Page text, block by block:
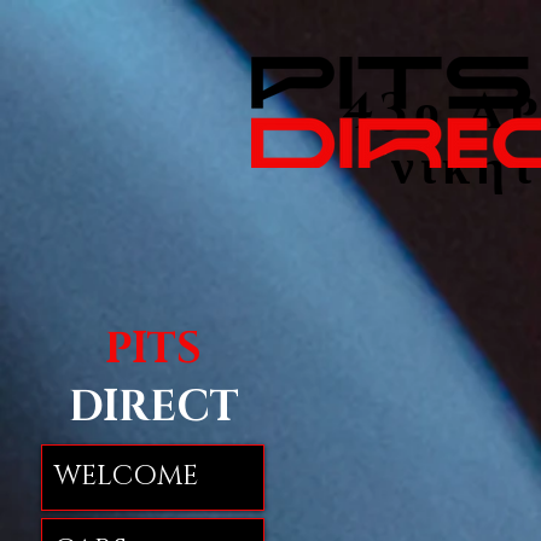
43ο
PITS
DIRECT
WELCOME